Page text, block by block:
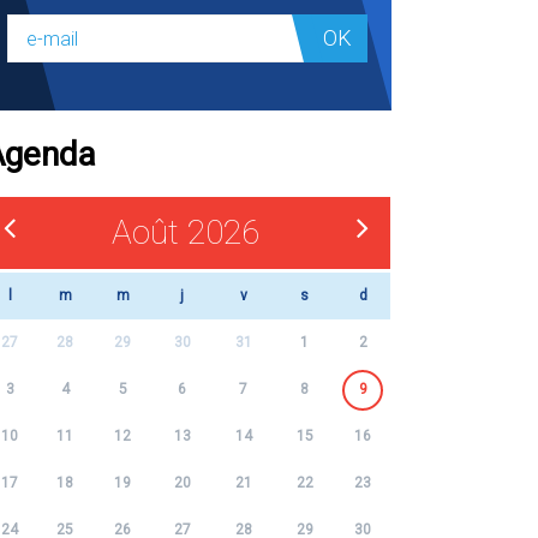
OK
Août 2026
m m j v s d
27 28 29 30 31 1 2
3 4 5 6 7 8 9
10 11 12 13 14 15 16
17 18 19 20 21 22 23
24 25 26 27 28 29 30